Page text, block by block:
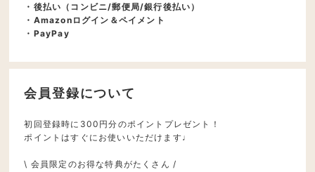
・後払い（コンビニ/郵便局/銀行後払い）
・Amazonログイン＆ペイメント
・PayPay
会員登録について
初回登録時に300円分のポイントプレゼント！
ポイントはすぐにお使いいただけます♩
\ 会員限定のお得な特典がたくさん /